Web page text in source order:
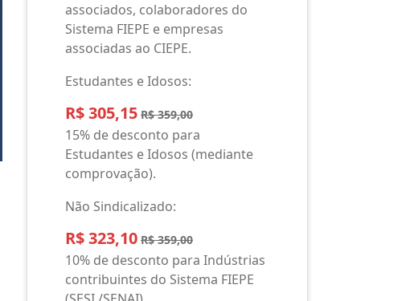
associados, colaboradores do
Sistema FIEPE e empresas
associadas ao CIEPE.
Estudantes e Idosos:
R$ 305,15 R$ 359,00
15% de desconto para
Estudantes e Idosos (mediante
comprovação).
Não Sindicalizado:
R$ 323,10 R$ 359,00
10% de desconto para Indústrias
contribuintes do Sistema FIEPE